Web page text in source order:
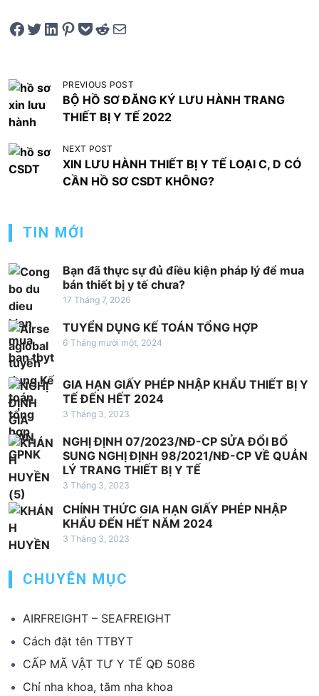
Share on Facebook Tweet on Twitter Share on LinkedIn Pin on Pinterest Save to pocket Share on Reddit Share via Email
Đ
i
ề
u
h
n
g
b
à
i
v
i
ế
t
PREVIOUS POST
BỘ HỒ SƠ ĐĂNG KÝ LƯU HÀNH TRANG
THIẾT BỊ Y TẾ 2022
NEXT POST
XIN LƯU HÀNH THIẾT BỊ Y TẾ LOẠI C, D CÓ
CẦN HỒ SƠ CSDT KHÔNG?
TIN MỚI
Bạn đã thực sự đủ điều kiện pháp lý để mua
bán thiết bị y tế chưa?
17 Tháng 7, 2026
TUYỂN DỤNG KẾ TOÁN TỔNG HỢP
6 Tháng mười một, 2024
GIA HẠN GIẤY PHÉP NHẬP KHẨU THIẾT BỊ Y
TẾ ĐẾN HẾT 2024
3 Tháng 3, 2023
NGHỊ ĐỊNH 07/2023/NĐ-CP SỬA ĐỔI BỔ
SUNG NGHỊ ĐỊNH 98/2021/NĐ-CP VỀ QUẢN
LÝ TRANG THIẾT BỊ Y TẾ
3 Tháng 3, 2023
CHÍNH THỨC GIA HẠN GIẤY PHÉP NHẬP
KHẨU ĐẾN HẾT NĂM 2024
3 Tháng 3, 2023
CHUYÊN MỤC
AIRFREIGHT – SEAFREIGHT
Cách đặt tên TTBYT
CẤP MÃ VẬT TƯ Y TẾ QĐ 5086
Chỉ nha khoa, tăm nha khoa